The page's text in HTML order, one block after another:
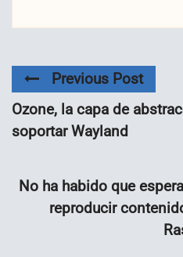
Previous Post
Ozone, la capa de
soportar Wayland
No ha habido que
reproducir